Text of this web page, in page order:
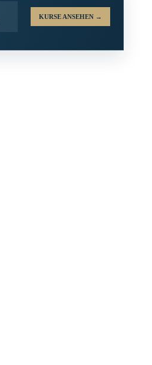
KURSE ANSEHEN →